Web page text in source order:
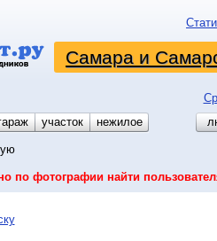
Самара и
участок
нежилое
по фотографии найти